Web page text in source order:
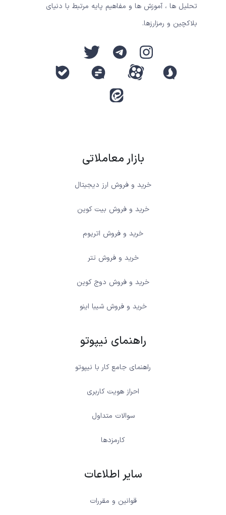
تحلیل ها ، آموزش ها و مفاهیم پایه مرتبط با دنیای
بلاکچین و رمزارزها.
بازار معاملاتی
خرید و فروش ارز دیجیتال
خرید و فروش بیت کوین
خرید و فروش اتریوم
خرید و فروش تتر
خرید و فروش دوج کوین
خرید و فروش شیبا اینو
راهنمای نیپوتو
راهنمای جامع کار با نیپوتو
احراز هویت کاربری
سوالات متداول
کارمزدها
سایر اطلاعات
قوانین و مقررات